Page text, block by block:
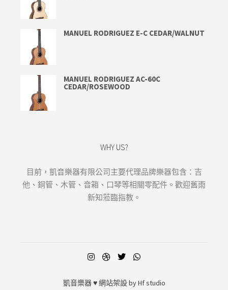
MANUEL RODRIGUEZ E-C CEDAR/WALNUT
MANUEL RODRIGUEZ AC-60C
CEDAR/ROSEWOOD
WHY US?
目前，凱音樂器有限公司主要代理品牌樂器包含：吉
他、銅管、木管、音箱、口琴等相關零配件。歡迎舊雨
新知蒞臨指教。
凱音樂器♥ 網站架設 byHf studio